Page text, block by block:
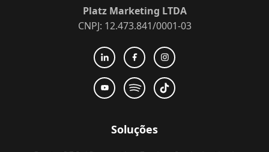
Platz Marketing LTDA
CNPJ: 12.473.841/0001-03
Soluções